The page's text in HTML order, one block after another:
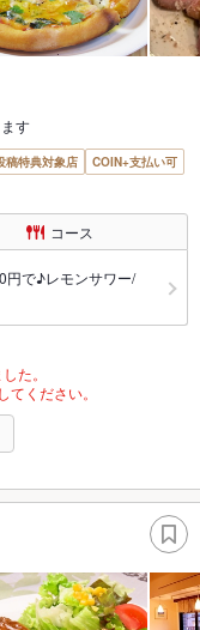
す
稿特典対象店
COIN+支払い可
コース
円で♪レモンサワー/
た。
ください。